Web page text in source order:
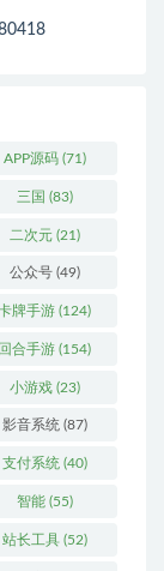
APP源码(71)
三国 (83)
二次元(21)
公众号(49)
牌手游 (124)
回合手游 (154)
小游戏(23)
影音系统(87)
支付系统 (40)
智能(55)
站长工具(52)